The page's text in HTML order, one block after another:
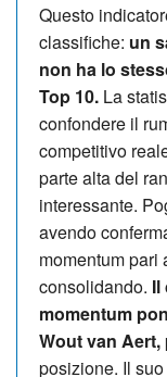
Questo
classifiche: un
non ha lo
Top 10. La
confondere il
competitivo
parte alta del
interessante.
avendo
momentum pari
consolidando. Il
momentum
Wout van Aert,
posizione. Il